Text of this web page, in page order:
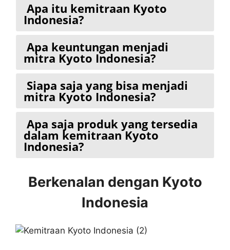
Apa itu kemitraan Kyoto
Indonesia?
Apa keuntungan menjadi
mitra Kyoto Indonesia?
Siapa saja yang bisa menjadi
mitra Kyoto Indonesia?
Apa saja produk yang tersedia
dalam kemitraan Kyoto
Indonesia?
Berkenalan dengan Kyoto
Indonesia